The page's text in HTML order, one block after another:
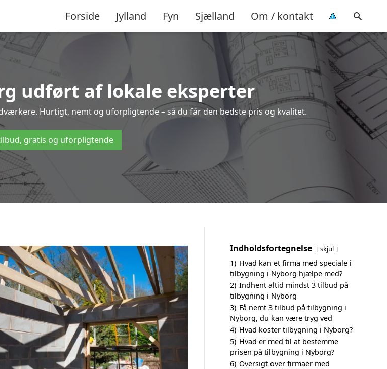
Forside Jylland Fyn Sjælland Om / kontakt
udført af lokale eksperter
Hurtigt, nemt og uforpligtende – så du får den bedste pris og kvalitet.
gratis og uforpligtende
Indholdsfortegnelse skjul
1) Hvad kan et firma med speciale i
tilbygning i Nyborg hjælpe med?
2) Indhent altid mindst 3 tilbud på
tilbygning i Nyborg
3) Få nemt 3 tilbud på tilbygning i
Nyborg, du kan være tryg ved
4) Hvad koster tilbygning i Nyborg?
5) Hvad er med til at bestemme
prisen på tilbygning i Nyborg?
6) Oversigt over firmaer med